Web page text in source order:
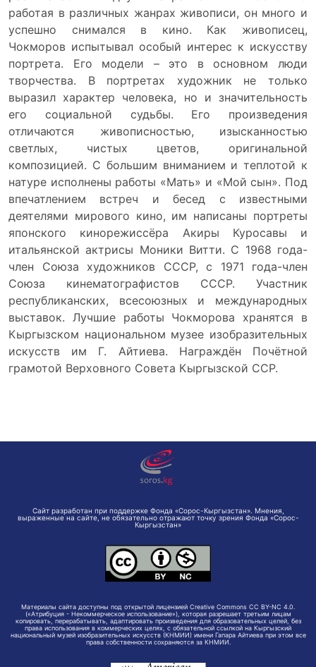
работая в различных жанрах живописи, он много и
успешно снимался в кино. Как живописец,
Чокморов испытывал особый интерес к искусству
портрета. Его модели – это в основном люди
творчества. В портретах художник не только
выразил характер человека, но и значительность
его социальной судьбы. Его произведения
отличаются живописностью, изысканностью
светлых, чистых цветов, оригинальной
композицией. С большим вниманием и теплотой к
натуре исполнены работы «Мать» и «Мой сын». Под
впечатлением встреч и бесед с известными
деятелями мирового кино, им написаны портреты
японского кинорежиссёра Акиры Куросавы и
итальянской актрисы Моники Витти. С 1968 года-
член Союза художников СССР, с 1971 года-член
Союза кинематографистов СССР. Участник
республиканских, всесоюзных и международных
выставок. Лучшие работы Чокморова хранятся в
Кыргызском национальном музее изобразительных
искусств им Г. Айтиева. Награждён Почётной
грамотой Верховного Совета Кыргызской ССР.
Сайт разработан при поддержке Фонда «Сорос-Кыргызстан». Мнения,
выраженные на сайте, не обязательно отражают точку зрения Фонда «Сорос-
Кыргызстан»
Материалы сайта доступны под открытой лицензией Creative Commons CC BY-NC 4.0.
(«Атрибуция - Некоммерческое использование»), которая разрешает третьим лицам
копировать, перерабатывать, адаптировать произведения для образовательных целей, без
права использования в коммерческих целях, с обязательной ссылкой на Кыргызский
национальный музей изобразительных искусств (КНМИИ) имени Гапара Айтиева при этом все
права собственности сохраняются за КНМИИ.